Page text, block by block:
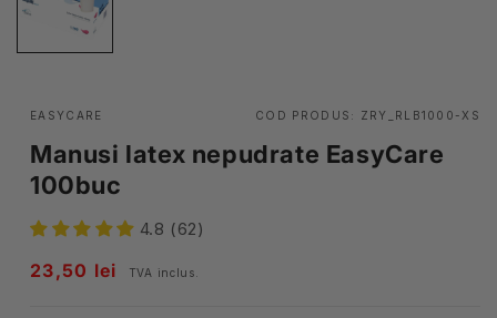
EASYCARE COD PRODUS: ZRY_RLB1000-XS
Manusi latex nepudrate EasyCare
100buc
4.8 (62)
Pret
23,50 lei TVA inclus.